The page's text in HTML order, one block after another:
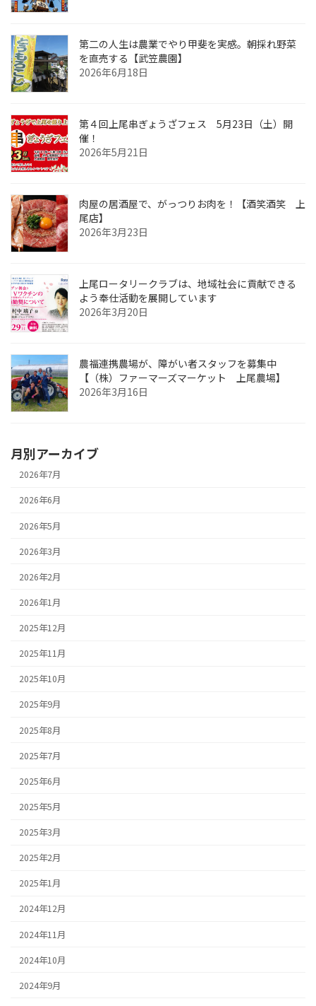
第二の人生は農業でやり甲斐を実感。朝採れ野菜
を直売する【武笠農園】
2026年6月18日
第４回上尾串ぎょうざフェス 5月23日（土）開
催！
2026年5月21日
肉屋の居酒屋で、がっつりお肉を！【酒笑酒笑 上
尾店】
2026年3月23日
上尾ロータリークラブは、地域社会に貢献できる
よう奉仕活動を展開しています
2026年3月20日
農福連携農場が、障がい者スタッフを募集中
【（株）ファーマーズマーケット 上尾農場】
2026年3月16日
月別アーカイブ
2026年7月
2026年6月
2026年5月
2026年3月
2026年2月
2026年1月
2025年12月
2025年11月
2025年10月
2025年9月
2025年8月
2025年7月
2025年6月
2025年5月
2025年3月
2025年2月
2025年1月
2024年12月
2024年11月
2024年10月
2024年9月